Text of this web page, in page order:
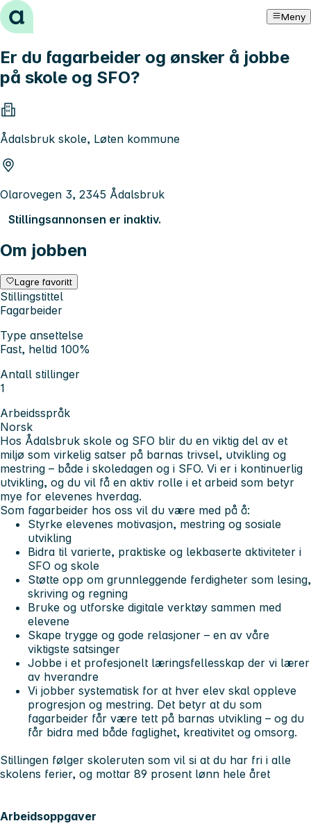
Hopp til innhold Meny
Er du fagarbeider og ønsker å jobbe
på skole og SFO?
Ådalsbruk skole, Løten kommune
Olarovegen 3, 2345 Ådalsbruk
Stillingsannonsen er inaktiv.
Om jobben
Lagre favoritt
Stillingstittel
Fagarbeider
Type ansettelse
Fast, heltid 100%
Antall stillinger
1
Arbeidsspråk
Norsk
Hos Ådalsbruk skole og SFO blir du en viktig del av et
miljø som virkelig satser på barnas trivsel, utvikling og
mestring – både i skoledagen og i SFO. Vi er i kontinuerlig
utvikling, og du vil få en aktiv rolle i et arbeid som betyr
mye for elevenes hverdag.
Som fagarbeider hos oss vil du være med på å:
Styrke elevenes motivasjon, mestring og sosiale
utvikling
Bidra til varierte, praktiske og lekbaserte aktiviteter i
SFO og skole
Støtte opp om grunnleggende ferdigheter som lesing,
skriving og regning
Bruke og utforske digitale verktøy sammen med
elevene
Skape trygge og gode relasjoner – en av våre
viktigste satsinger
Jobbe i et profesjonelt læringsfellesskap der vi lærer
av hverandre
Vi jobber systematisk for at hver elev skal oppleve
progresjon og mestring. Det betyr at du som
fagarbeider får være tett på barnas utvikling – og du
får bidra med både faglighet, kreativitet og omsorg.
Stillingen følger skoleruten som vil si at du har fri i alle
skolens ferier, og mottar 89 prosent lønn hele året
Arbeidsoppgaver